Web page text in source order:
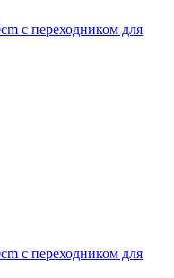
с переходником для
с переходником для